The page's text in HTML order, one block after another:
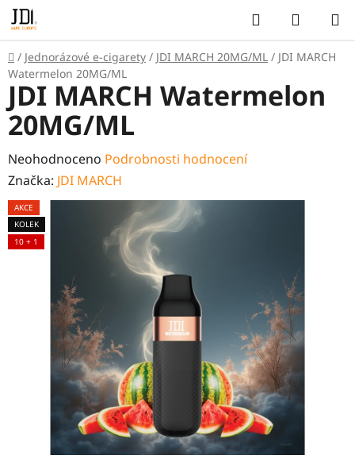
Přejít
na
obsah
Hledat
KOŠÍK
Domů
/ Jednorázové e-cigarety / JDI MARCH 20MG/ML / JDI MARCH
Watermelon 20MG/ML
JDI MARCH Watermelon
20MG/ML
Průměrné
hodnocení
produktu
je
0,0
hvězdiček.
Neohodnoceno Podrobnosti hodnocení
Značka: JDI MARCH
AKCE
KOLEK
10 + 1